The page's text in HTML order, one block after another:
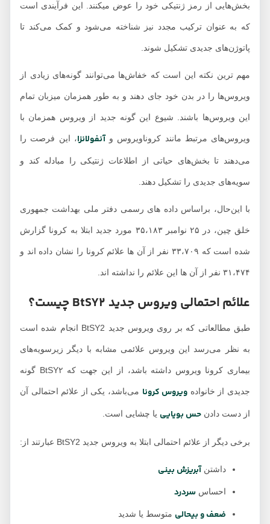
بخش‌هایی از رمز ژنتیکی خود را عوض میکنند. این فرآیندی است
که به عنوان ترکیب مجدد نیز شناخته می‌شود و کمک می‌کند تا
پاتوژن‌های جدیدی تشکیل شوند.
مهم ترین نکته این است که خفاش‌ها می‌توانند گونه‌های زیادی از
ویروس‌ها را در بدن خود جای دهند و به طور همزمان میزبان تمام
این ویروس‌ها باشند. شیوع این گونه جدید از ویروس همزمان با
ویروس‌های مرتبط مانند کروناویروس وآنفولانزا، این فرصت را
می‌دهند تا بخش‌های حیاتی از اطلاعات ژنتیکی را مبادله کند و
سویه‌های جدیدی را تشکیل دهند.
با این‌حال، براساس داده های رسمی دفتر ملی بهداشت جمهوری
خلق چین، در ۲۵ نوامبر ۳۵،۱۸۳ مورد جدید ابتلا به کرونا گزارش
شده است که ۳۳،۷۰۹ نفر از آن ها علائم کرونا را نشان داده اند و
۳۱،۴۷۴ نفر از آن ها این علائم را نداشته اند.
علائم احتمالی ویروس جدید BtSY2 چیست؟
طبق مطالعاتی که بر روی ویروس جدید BtSY2 انجام شده است
به نظر می‌رسد این ویروس علائمی مشابه با دیگر زیرسویه‌های
بیماری کرونا ویروس داشته باشد، از این جهت که BtSY۲ گونه
جدیدی از خانوادهویروس کرونا می‌باشد، یکی از علائم احتمالی آن
از دست دادن حس بویایییا چشایی است.
برخی دیگر از علائم احتمالی ابتلا به ویروس جدید BtSY2 عبارتند از:
داشتنآبریزش بینی
احساسسردرد
ضعف و بیحالیمتوسط یا شدید